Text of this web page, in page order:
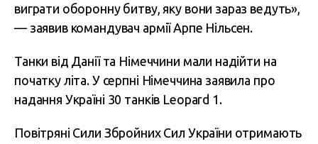
виграти оборонну битву, яку вони зараз ведуть»,
— заявив командувач армії Арпе Нільсен.
Танки від Данії та Німеччини мали надійти на
початку літа. У серпні Німеччина заявила про
надання Україні 30 танків Leopard 1.
Повітряні Сили Збройних Сил України отримають